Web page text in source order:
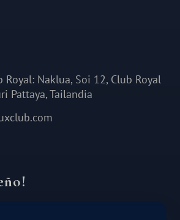
Royal: Naklua, Soi 12, Club Royal
Pattaya, Tailandia